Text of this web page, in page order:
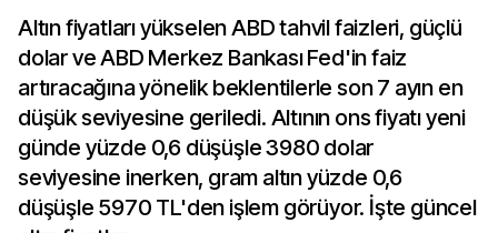
Altın fiyatları yükselen ABD tahvil faizleri, güçlü
dolar ve ABD Merkez Bankası Fed'in faiz
artıracağına yönelik beklentilerle son 7 ayın en
düşük seviyesine geriledi. Altının ons fiyatı yeni
günde yüzde 0,6 düşüşle 3980 dolar
seviyesine inerken, gram altın yüzde 0,6
düşüşle 5970 TL'den işlem görüyor. İşte güncel